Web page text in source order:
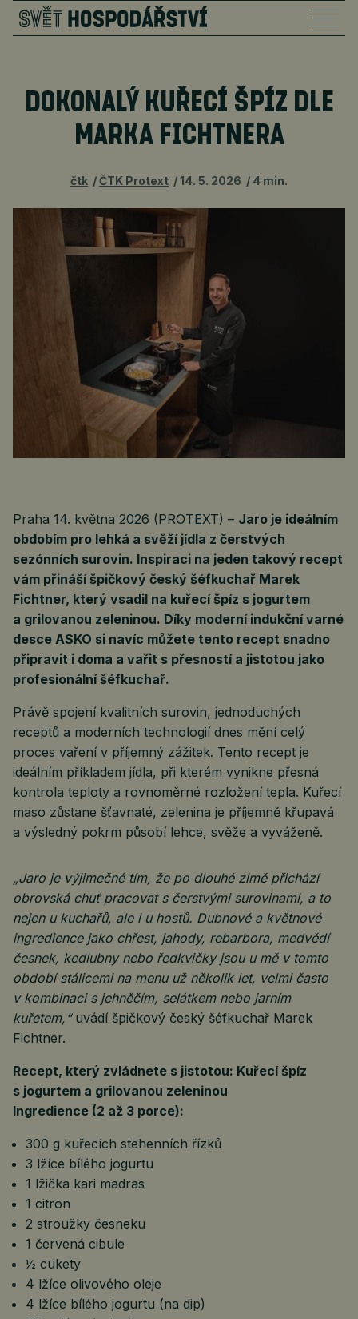
DOKONALÝ KUŘECÍ ŠPÍZ DLE
MARKA FICHTNERA
čtk ČTK Protext 14. 5. 2026 4 min.
Praha 14. května 2026 (PROTEXT) – Jaro je ideálním
obdobím pro lehká a svěží jídla z čerstvých
sezónních surovin. Inspiraci na jeden takový recept
vám přináší špičkový český šéfkuchař Marek
Fichtner, který vsadil na kuřecí špíz s jogurtem
a grilovanou zeleninou. Díky moderní indukční varné
desce ASKO si navíc můžete tento recept snadno
připravit i doma a vařit s přesností a jistotou jako
profesionální šéfkuchař.
Právě spojení kvalitních surovin, jednoduchých
receptů a moderních technologií dnes mění celý
proces vaření v příjemný zážitek. Tento recept je
ideálním příkladem jídla, při kterém vynikne přesná
kontrola teploty a rovnoměrné rozložení tepla. Kuřecí
maso zůstane šťavnaté, zelenina je příjemně křupavá
a výsledný pokrm působí lehce, svěže a vyváženě.
„Jaro je výjimečné tím, že po dlouhé zimě přichází
obrovská chuť pracovat s čerstvými surovinami, a to
nejen u kuchařů, ale i u hostů. Dubnové a květnové
ingredience jako chřest, jahody, rebarbora, medvědí
česnek, kedlubny nebo ředkvičky jsou u mě v tomto
období stálicemi na menu už několik let, velmi často
v kombinaci s jehněčím, selátkem nebo jarním
kuřetem,“ uvádí špičkový český šéfkuchař Marek
Fichtner.
Recept, který zvládnete s jistotou: Kuřecí špíz
s jogurtem a grilovanou zeleninou
Ingredience (2 až 3 porce):
300 g kuřecích stehenních řízků
3 lžíce bílého jogurtu
1 lžička kari madras
1 citron
2 stroužky česneku
1 červená cibule
½ cukety
4 lžíce olivového oleje
4 lžíce bílého jogurtu (na dip)